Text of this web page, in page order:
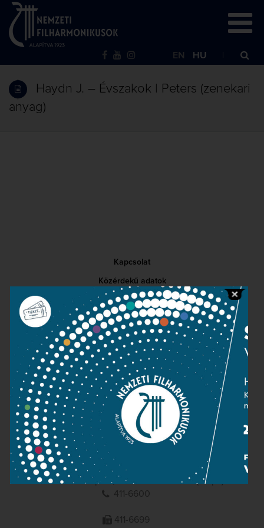
EN HU
Haydn J. – Évszakok | Peters (zenekari
anyag)
Kapcsolat
Közérdekű adatok
Sajtószoba
Adatvédelem
Impresszum
NEMZETI
FILHARMONIKUSOK
1095 Budapest, Komor Marcell u. 1. (Müpa)
411-6600
411-6699